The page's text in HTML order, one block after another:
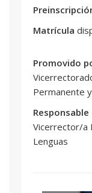
Matrícula
Promovido
Permanente
Vicerrector/a
Lenguas